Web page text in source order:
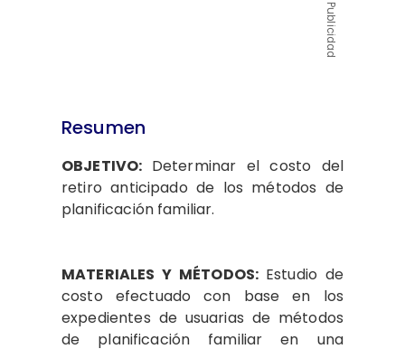
Publicidad
Resumen
OBJETIVO: Determinar el costo del
retiro anticipado de los métodos de
planificación familiar.
MATERIALES Y MÉTODOS: Estudio de
costo efectuado con base en los
expedientes de usuarias de métodos
de planificación familiar en una